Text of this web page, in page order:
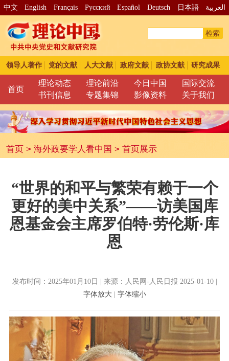
中文 English Français Pусский Español Deutsch 日本語 العربية
检索
领导人著作 党的文献 人大文献 政府文献 政协文献 研究成果
首页
理论动态 理论前沿 今日中国
国际交流
书刊信息
专题集锦 影像资料 关于我们
首页> 海外政要学人看中国 > 首页展示
“世界的和平与繁荣有赖于一个
更好的美中关系”——访美国库
恩基金会主席罗伯特·劳伦斯·库
恩
发布时间：2025年01月10日 | 来源：人民网-人民日报 2025-01-10 |
字体放大| 字体缩小